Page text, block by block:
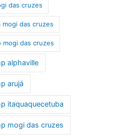
das cruzes
das cruzes
mogi das cruzes
alphaville
arujá
itaquaquecetuba
mogi das cruzes